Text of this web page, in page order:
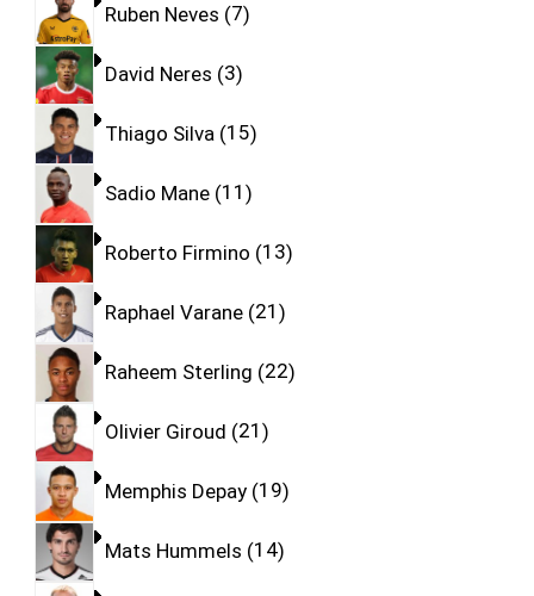
Ruben Neves 7
David Neres 3
Thiago Silva 15
Sadio Mane 11
Roberto Firmino 13
Raphael Varane 21
Raheem Sterling 22
Olivier Giroud 21
Memphis Depay 19
Mats Hummels 14